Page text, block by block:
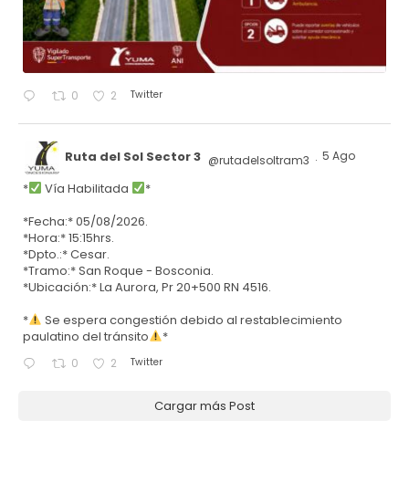
0 2 Twitter
Ruta del Sol Sector 3 @rutadelsoltram3 · 5 Ago
* Vía Habilitada
*
*Fecha:* 05/08/2026.
*Hora:* 15:15hrs.
*Dpto.:* Cesar.
*Tramo:* San Roque - Bosconia.
*Ubicación:* La Aurora, Pr 20+500 RN 4516.
*
Se espera congestión debido al restablecimiento
paulatino del tránsito
*
0 2 Twitter
Cargar más Post